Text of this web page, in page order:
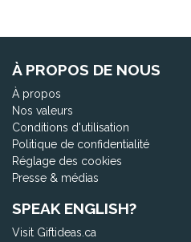
À PROPOS DE NOUS
À propos
Nos valeurs
Conditions d'utilisation
Politique de confidentialité
Réglage des cookies
Presse & médias
SPEAK ENGLISH?
Visit Giftideas.ca